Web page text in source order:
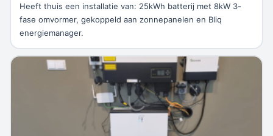
Heeft thuis een installatie van: 25kWh batterij met 8kW 3-
fase omvormer, gekoppeld aan zonnepanelen en Bliq
energiemanager.